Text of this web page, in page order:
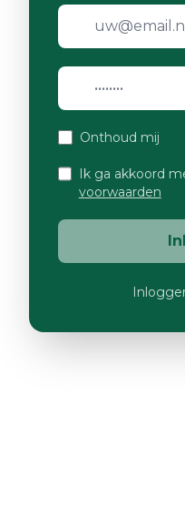
Onthoud mij
Ik ga akkoord
voorwaarden